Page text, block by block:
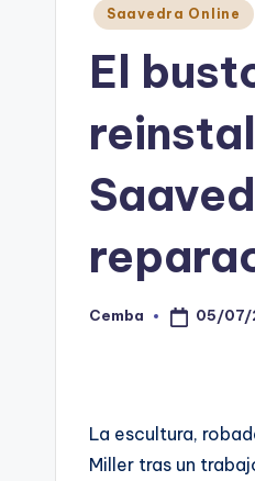
Posted
Saavedra Online
El
Posted
Cemba 05/07/
La escultura,
Miller tras un